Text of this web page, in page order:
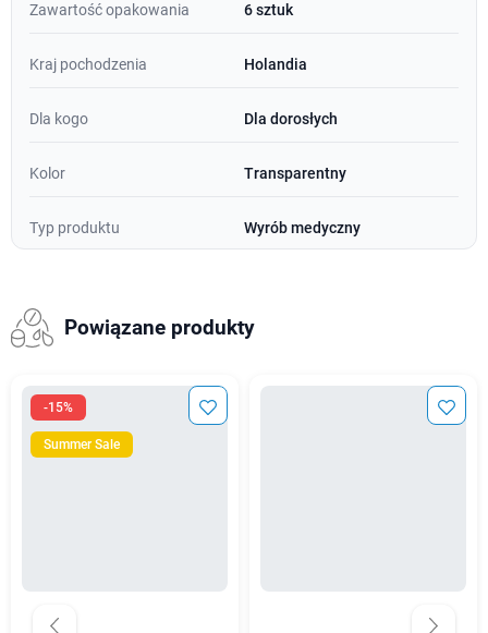
Zawartość opakowania 6 sztuk
Kraj pochodzenia Holandia
Dla kogo Dla dorosłych
Kolor Transparentny
Typ produktu Wyrób medyczny
Powiązane produkty
-15%
Summer Sale